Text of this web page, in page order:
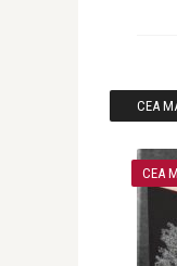
CEA
CEA